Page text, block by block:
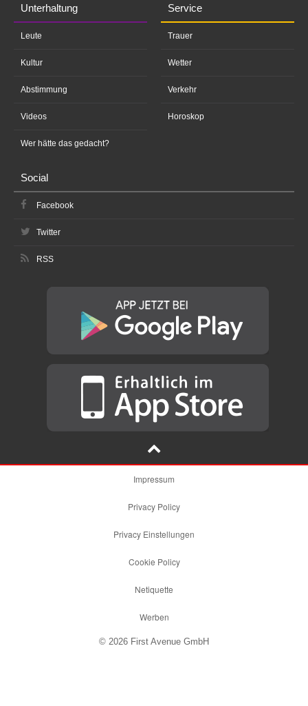
Unterhaltung
Leute
Kultur
Abstimmung
Videos
Wer hätte das gedacht?
Service
Trauer
Wetter
Verkehr
Horoskop
Social
Facebook
Twitter
RSS
Impressum
Privacy Policy
Privacy Einstellungen
Cookie Policy
Netiquette
Werben
© 2026 First Avenue GmbH